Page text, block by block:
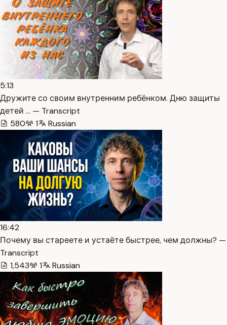
5:13
Дружите со своим внутренним ребёнком. Дню защиты
детей … — Transcript
580
1 Russian
16:42
Почему вы стареете и устаёте быстрее, чем должны? —
Transcript
1,543
1 Russian